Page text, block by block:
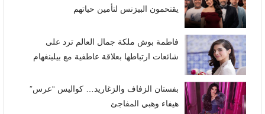
يقتحمون البيزنس لتأمين حياتهم
فاطمة بوش ملكة جمال العالم ترد على
شائعات ارتباطها بعلاقة عاطفية مع بيلينغهام
بفستان الزفاف والزغاريد… كواليس “عرس”
هيفاء وهبي المفاجئ